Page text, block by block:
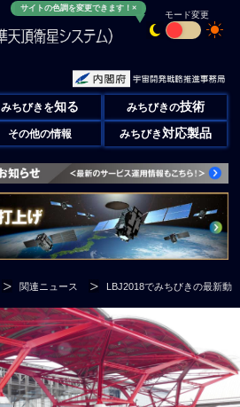
サイトの色調を変更できます！×
モード変更
みちびきを知る みちびきの技術
その他の情報 みちびき対応製品
関連ニュース LBJ2018でみちびきの最新動